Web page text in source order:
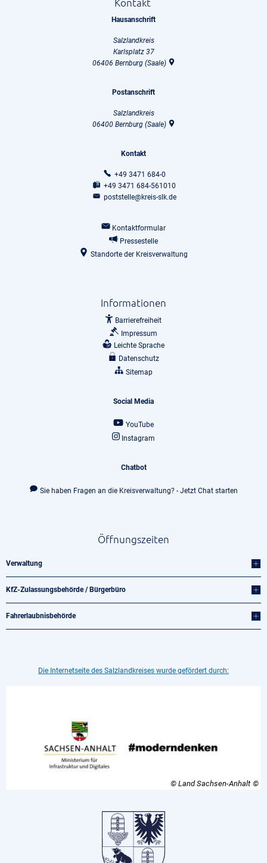
Hausanschrift
Salzlandkreis
Karlsplatz 37
06406 Bernburg (Saale)
Postanschrift
Salzlandkreis
06400 Bernburg (Saale)
Kontakt
+49 3471 684-0
+49 3471 684-561010
poststelle@kreis-slk.de
Kontaktformular
Pressestelle
Standorte der Kreisverwaltung
Informationen
Barrierefreiheit
Impressum
Leichte Sprache
Datenschutz
Sitemap
Social Media
YouTube
Instagram
Chatbot
Sie haben Fragen an die Kreisverwaltung? - Jetzt Chat starten
Öffnungszeiten
Verwaltung
KfZ-Zulassungsbehörde / Bürgerbüro
Fahrerlaubnisbehörde
Die Internetseite des Salzlandkreises wurde gefördert durch:
© Land Sachsen-Anhalt